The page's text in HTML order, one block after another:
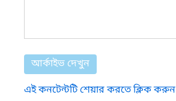
আর্কাইভ দেখুন
এই কনটেন্টটি শেয়ার করতে ক্লিক করুন